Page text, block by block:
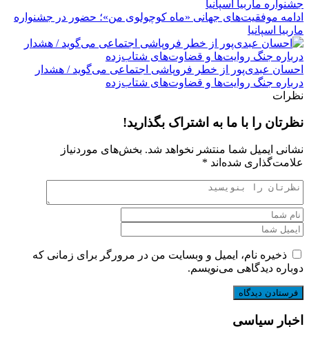
ادامه موفقیت‌های جهانی «ماه کوچولوی من»؛ حضور در جشنواره
ماربیا اسپانیا
احسان عبدی‌پور از خطر فروپاشی اجتماعی می‌گوید / هشدار
درباره جنگ روایت‌ها و قضاوت‌های شتاب‌زده
نظرات
نظرتان را با ما به اشتراک بگذارید!
نشانی ایمیل شما منتشر نخواهد شد. بخش‌های موردنیاز
علامت‌گذاری شده‌اند *
ذخیره نام، ایمیل و وبسایت من در مرورگر برای زمانی که
دوباره دیدگاهی می‌نویسم.
اخبار سیاسی